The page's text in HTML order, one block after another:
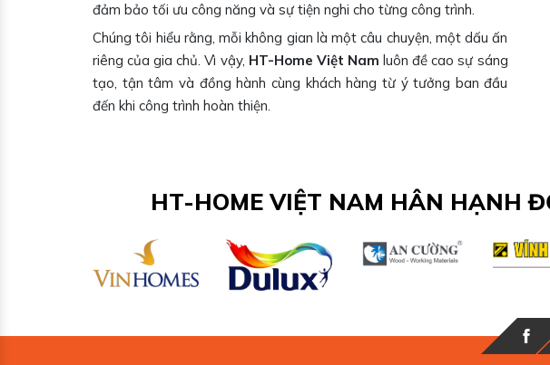
đảm bảo tối ưu công năng và sự tiện nghi cho từng công trình.
Chúng tôi hiểu rằng, mỗi không gian là một câu chuyện, một dấu ấn
riêng của gia chủ. Vì vậy, HT-Home Việt Nam luôn đề cao sự sáng
tạo, tận tâm và đồng hành cùng khách hàng từ ý tưởng ban đầu
đến khi công trình hoàn thiện.
HT-HOME VIỆT NAM HÂN HẠNH